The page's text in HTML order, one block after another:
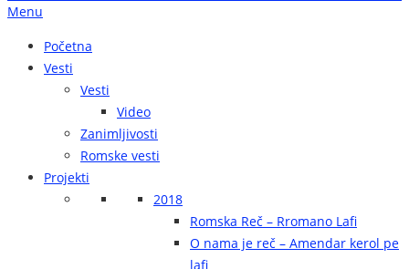
Menu
Početna
Vesti
Vesti
Video
Zanimljivosti
Romske vesti
Projekti
2018
Romska Reč – Rromano Lafi
O nama je reč – Amendar kerol pe
lafi